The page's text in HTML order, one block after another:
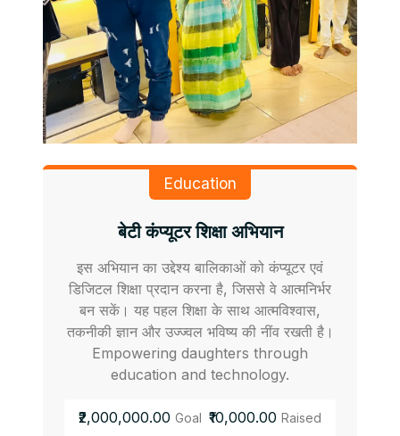
Education
बेटी कंप्यूटर शिक्षा अभियान
इस अभियान का उद्देश्य बालिकाओं को कंप्यूटर एवं
डिजिटल शिक्षा प्रदान करना है, जिससे वे आत्मनिर्भर
बन सकें। यह पहल शिक्षा के साथ आत्मविश्वास,
तकनीकी ज्ञान और उज्ज्वल भविष्य की नींव रखती है।
Empowering daughters through
education and technology.
₹2,000,000.00 Goal ₹10,000.00 Raised